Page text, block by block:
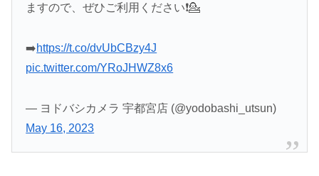
ますので、ぜひご利用ください❗️💁
➡️https://t.co/dvUbCBzy4J
pic.twitter.com/YRoJHWZ8x6
— ヨドバシカメラ 宇都宮店 (@yodobashi_utsun)
May 16, 2023